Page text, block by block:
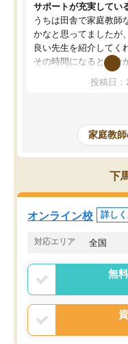
サポートが充実してい
うちは田舎で家庭教師
かなと思ってましたが
良い先生を紹介してく
その時間になると自分
を開いてzoomを繋げ
た！5科目なんでもOK
めて1年ほどだった今
科目が増えてきました
であるので無料の週末
がら頑張って欲しいと
投稿日：
家庭教
下
オンライン校 詳し
対応エリア 全国
無